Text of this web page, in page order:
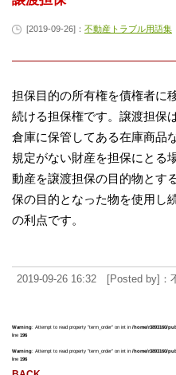
[2019-09-26]： 不動産トラブル用語集
担保目的の所有権を債権者に
続ける担保権です。譲渡担保
倉庫に保管してある在庫商品
規定がない財産を担保にとる
動産を譲渡担保の目的物とす
保の目的となった物を使用し
の利点です。
2019-09-26 16:32 [Posted by]：
Warning: Attempt to read property "term_order" on int in /home/r3893160/
line 196
Warning: Attempt to read property "term_order" on int in /home/r3893160/
line 196